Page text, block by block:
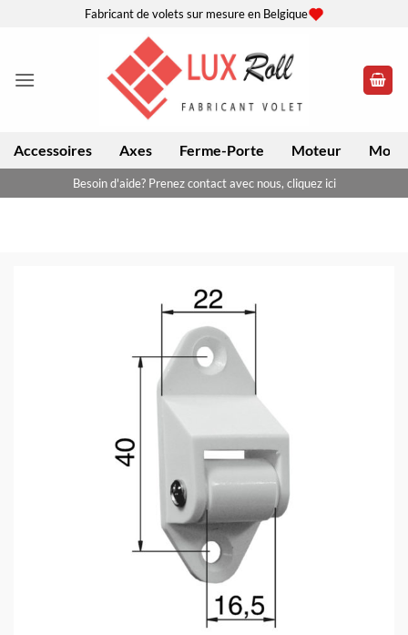
Fabricant de volets sur mesure en Belgique
Accessoires Axes Ferme-Porte Moteur
Besoin d'aide? Prenez contact avec nous, cliquez ici